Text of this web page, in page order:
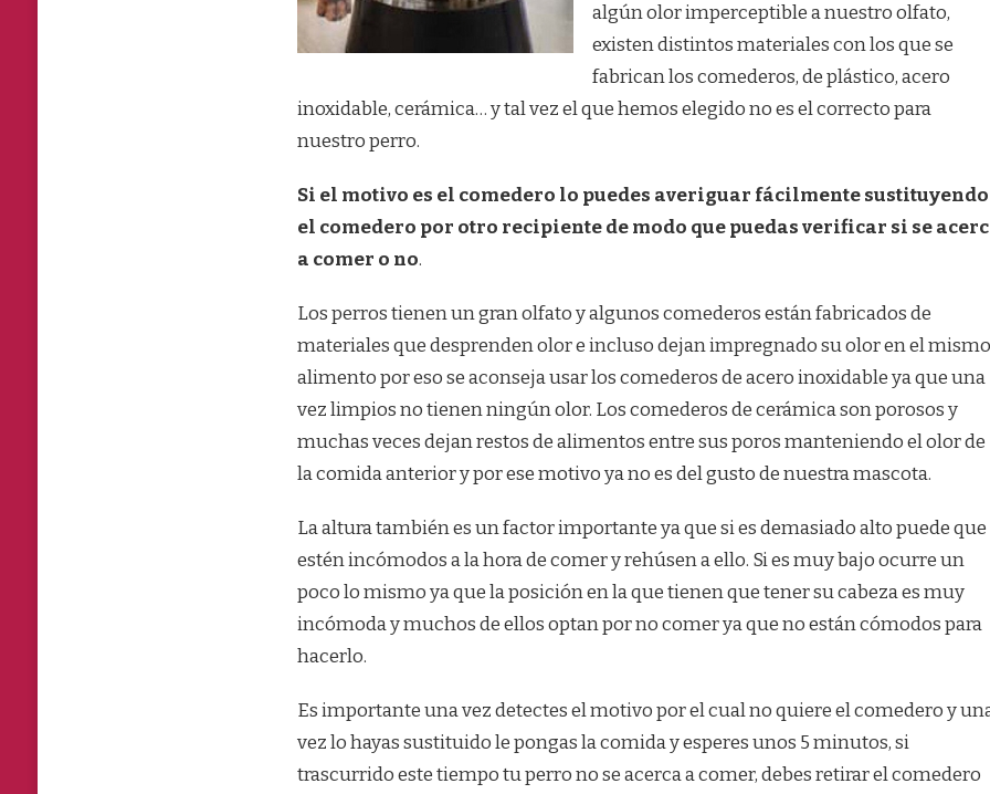
algún olor imperceptible a nuestro olfato,
existen distintos materiales con los que se
fabrican los comederos, de plástico, acero
inoxidable, cerámica… y tal vez el que hemos elegido no es el correcto para
nuestro perro.
Si el motivo es el comedero lo puedes averiguar fácilmente sustituyendo
el comedero por otro recipiente de modo que puedas verificar si se
a comer o no.
Los perros tienen un gran olfato y algunos comederos están fabricados de
materiales que desprenden olor e incluso dejan impregnado su olor en el mismo
alimento por eso se aconseja usar los comederos de acero inoxidable ya que una
vez limpios no tienen ningún olor. Los comederos de cerámica son porosos y
muchas veces dejan restos de alimentos entre sus poros manteniendo el olor de
la comida anterior y por ese motivo ya no es del gusto de nuestra mascota.
La altura también es un factor importante ya que si es demasiado alto puede que
estén incómodos a la hora de comer y rehúsen a ello. Si es muy bajo ocurre un
poco lo mismo ya que la posición en la que tienen que tener su cabeza es muy
incómoda y muchos de ellos optan por no comer ya que no están cómodos para
hacerlo.
Es importante una vez detectes el motivo por el cual no quiere el comedero y
vez lo hayas sustituido le pongas la comida y esperes unos 5 minutos, si
trascurrido este tiempo tu perro no se acerca a comer, debes retirar el comedero